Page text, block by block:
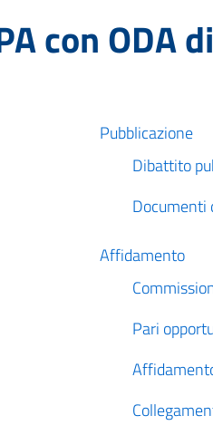
con ODA
Pubblicazione
Dibattito
Documenti
Affidamento
Pari